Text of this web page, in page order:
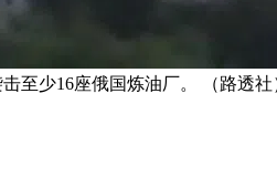
至少16座俄国炼油厂。 （路透社